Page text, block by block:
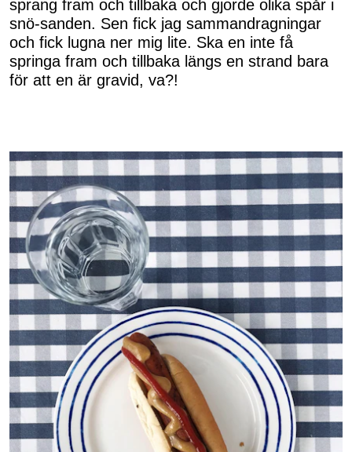
sprang fram och tillbaka och gjorde olika spår i
snö-sanden. Sen fick jag sammandragningar
och fick lugna ner mig lite. Ska en inte få
springa fram och tillbaka längs en strand bara
för att en är gravid, va?!